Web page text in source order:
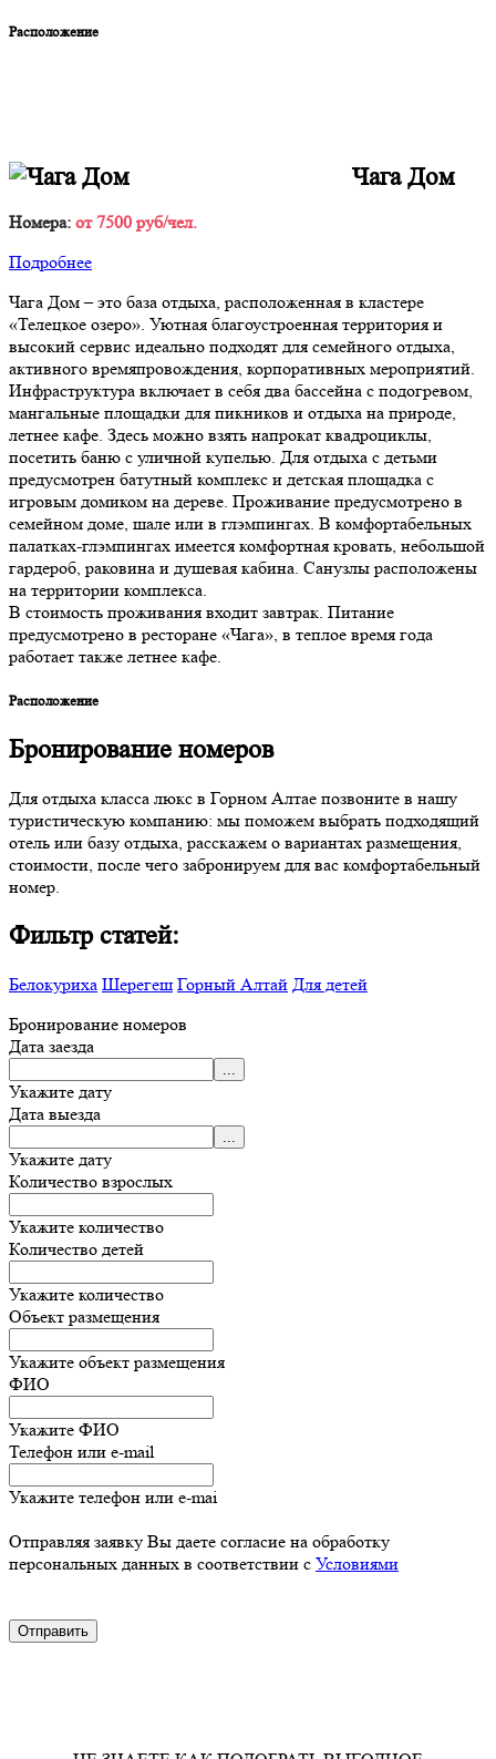
Расположение
Чага Дом
Номера: от 7500 руб/чел.
Подробнее
Чага Дом – это база отдыха, расположенная в кластере
«Телецкое озеро». Уютная благоустроенная территория и
высокий сервис идеально подходят для семейного отдыха,
активного времяпровождения, корпоративных мероприятий.
Инфраструктура включает в себя два бассейна с подогревом,
мангальные площадки для пикников и отдыха на природе,
летнее кафе. Здесь можно взять напрокат квадроциклы,
посетить баню с уличной купелью. Для отдыха с детьми
предусмотрен батутный комплекс и детская площадка с
игровым домиком на дереве. Проживание предусмотрено в
семейном доме, шале или в глэмпингах. В комфортабельных
палатках-глэмпингах имеется комфортная кровать, небольшой
гардероб, раковина и душевая кабина. Санузлы расположены
на территории комплекса.
В стоимость проживания входит завтрак. Питание
предусмотрено в ресторане «Чага», в теплое время года
работает также летнее кафе.
Расположение
Бронирование номеров
Для отдыха класса люкс в Горном Алтае позвоните в нашу
туристическую компанию: мы поможем выбрать подходящий
отель или базу отдыха, расскажем о вариантах размещения,
стоимости, после чего забронируем для вас комфортабельный
номер.
Фильтр статей:
Белокуриха Шерегеш Горный Алтай Для детей
Бронирование номеров
Дата заезда
Укажите дату
Дата выезда
Укажите дату
Количество взрослых
Укажите количество
Количество детей
Укажите количество
Объект размещения
Укажите объект размещения
ФИО
Укажите ФИО
Телефон или e-mail
Укажите телефон или e-mai
Отправляя заявку Вы даете согласие на обработку
персональных данных в соответствии с Условиями